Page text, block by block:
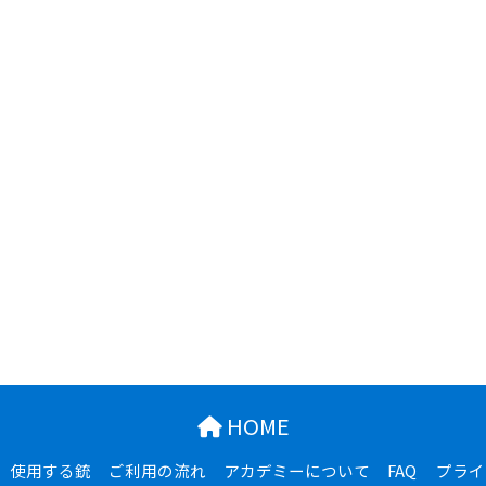
HOME
使用する銃 ご利用の流れ アカデミーについて FAQ プラ